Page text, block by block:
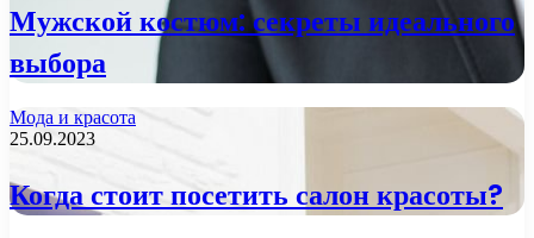
Мужской костюм: секреты идеального
выбора
Мода и красота
25.09.2023
Когда стоит посетить салон красоты?